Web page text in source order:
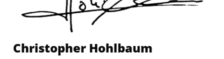
Christopher Hohlbaum